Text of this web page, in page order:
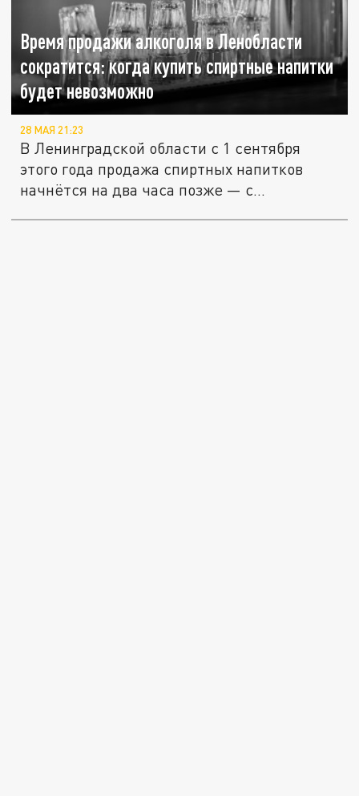
Время продажи алкоголя в Ленобласти
сократится: когда купить спиртные напитки
будет невозможно
28 МАЯ 21:23
В Ленинградской области с 1 сентября
этого года продажа спиртных напитков
начнётся на два часа позже — с...